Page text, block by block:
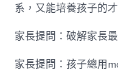
系，又能培養孩子的
家長提問：破解家長
家長提問：孩子總用